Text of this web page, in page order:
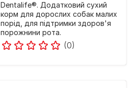
Dentalife®. Додатковий сухий
корм для дорослих собак малих
порід, для підтримки здоров'я
порожнини рота.
(0)